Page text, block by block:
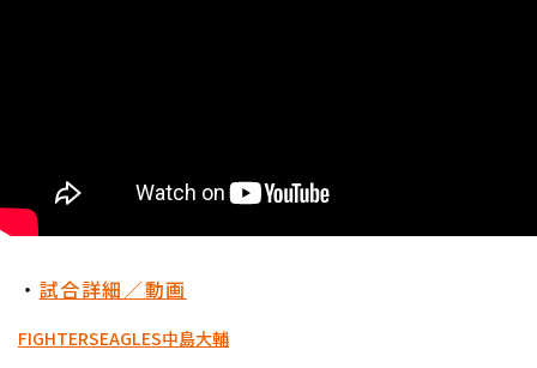
・ 試合詳細／動画
FIGHTERSEAGLES中島大輔